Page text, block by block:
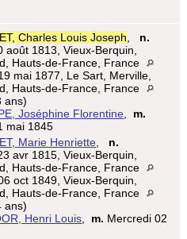
Charles Louis Joseph
n.
août 1813, Vieux-Berquin,
Hauts-de-France, France
mai 1877, Le Sart, Merville,
Hauts-de-France, France
ans)
Joséphine Florentine
m.
mai 1845
Marie Henriette
n.
avr 1815, Vieux-Berquin,
Hauts-de-France, France
oct 1849, Vieux-Berquin,
Hauts-de-France, France
ans)
Henri Louis m. Mercredi 02